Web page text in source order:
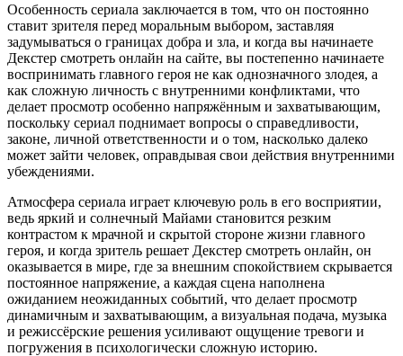
Особенность сериала заключается в том, что он постоянно
ставит зрителя перед моральным выбором, заставляя
задумываться о границах добра и зла, и когда вы начинаете
Декстер смотреть онлайн на сайте, вы постепенно начинаете
воспринимать главного героя не как однозначного злодея, а
как сложную личность с внутренними конфликтами, что
делает просмотр особенно напряжённым и захватывающим,
поскольку сериал поднимает вопросы о справедливости,
законе, личной ответственности и о том, насколько далеко
может зайти человек, оправдывая свои действия внутренними
убеждениями.
Атмосфера сериала играет ключевую роль в его восприятии,
ведь яркий и солнечный Майами становится резким
контрастом к мрачной и скрытой стороне жизни главного
героя, и когда зритель решает Декстер смотреть онлайн, он
оказывается в мире, где за внешним спокойствием скрывается
постоянное напряжение, а каждая сцена наполнена
ожиданием неожиданных событий, что делает просмотр
динамичным и захватывающим, а визуальная подача, музыка
и режиссёрские решения усиливают ощущение тревоги и
погружения в психологически сложную историю.